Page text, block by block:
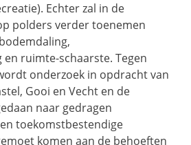
Echter zal in de
polders verder toenemen
ruimte-schaarste. Tegen
onderzoek in opdracht van
Gooi en Vecht en de
naar gedragen
toekomstbestendige
komen aan de behoeften